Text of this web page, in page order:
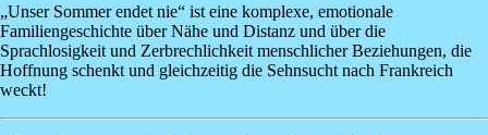
„Unser Sommer endet nie“ ist eine komplexe, emotionale
Familiengeschichte über Nähe und Distanz und über die
Sprachlosigkeit und Zerbrechlichkeit menschlicher Beziehungen, die
Hoffnung schenkt und gleichzeitig die Sehnsucht nach Frankreich
weckt!